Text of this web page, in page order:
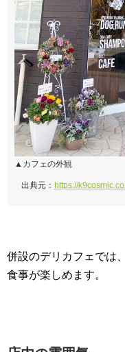
▲カフェの外観
出典元： https://
併設のデリカフェでは
食事が楽しめます。